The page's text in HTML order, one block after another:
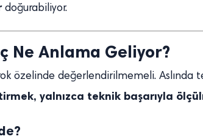
doğurabiliyor.
Ne Anlama Geliyor?
özelinde değerlendirilmemeli.
yalnızca teknik başarıyla